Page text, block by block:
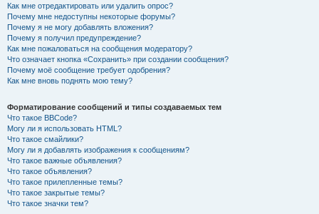
Как мне отредактировать или удалить опрос?
Почему мне недоступны некоторые форумы?
Почему я не могу добавлять вложения?
Почему я получил предупреждение?
Как мне пожаловаться на сообщения модератору?
Что означает кнопка «Сохранить» при создании сообщения?
Почему моё сообщение требует одобрения?
Как мне вновь поднять мою тему?
Форматирование сообщений и типы создаваемых тем
Что такое BBCode?
Могу ли я использовать HTML?
Что такое смайлики?
Могу ли я добавлять изображения к сообщениям?
Что такое важные объявления?
Что такое объявления?
Что такое прилепленные темы?
Что такое закрытые темы?
Что такое значки тем?